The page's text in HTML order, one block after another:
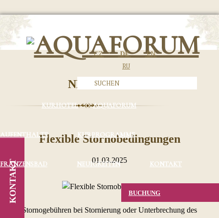
CZ DE
EN
RU
KURHOTEL AQUAFORUM
AUFENTHALTE KURPROGRAMME
FRANZENSBAD NEUIGKEITEN KONTAKT
BUCHUNG
KONTAKT
NEUIGKEITEN
Flexible Stornobedingungen
01.03.2025
Stornogebühren bei Stornierung oder Unterbrechung des